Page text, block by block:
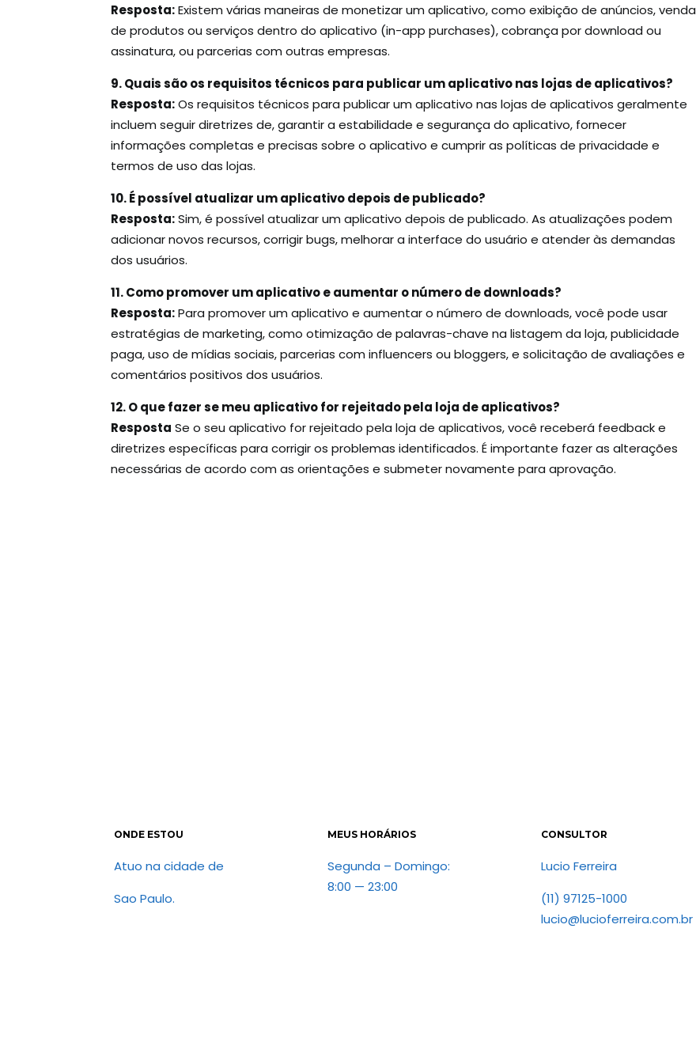
Resposta:Existem várias maneiras de monetizar um aplicativo, como exibição de anúncios, venda
de produtos ou serviços dentro do aplicativo (in-app purchases), cobrança por download ou
assinatura, ou parcerias com outras empresas.
9. Quais são os requisitos técnicos para publicar um aplicativo nas lojas de aplicativos?
Resposta:Os requisitos técnicos para publicar um aplicativo nas lojas de aplicativos geralmente
incluem seguir diretrizes de, garantir a estabilidade e segurança do aplicativo, fornecer
informações completas e precisas sobre o aplicativo e cumprir as políticas de privacidade e
termos de uso das lojas.
10. É possível atualizar um aplicativo depois de publicado?
Resposta:Sim, é possível atualizar um aplicativo depois de publicado. As atualizações podem
adicionar novos recursos, corrigir bugs, melhorar a interface do usuário e atender às demandas
dos usuários.
11. Como promover um aplicativo e aumentar o número de downloads?
Resposta:Para promover um aplicativo e aumentar o número de downloads, você pode usar
estratégias de marketing, como otimização de palavras-chave na listagem da loja, publicidade
paga, uso de mídias sociais, parcerias com influencers ou bloggers, e solicitação de avaliações e
comentários positivos dos usuários.
12. O que fazer se meu aplicativo for rejeitado pela loja de aplicativos?
Resposta Se o seu aplicativo for rejeitado pela loja de aplicativos, você receberá feedback e
diretrizes específicas para corrigir os problemas identificados. É importante fazer as alterações
necessárias de acordo com as orientações e submeter novamente para aprovação.
ONDE ESTOU
Atuo na cidade de
Sao Paulo.
MEUS HORÁRIOS
Segunda – Domingo:
8:00 — 23:00
CONSULTOR
Lucio Ferreira
(11) 97125-1000
lucio@lucioferreira.com.br